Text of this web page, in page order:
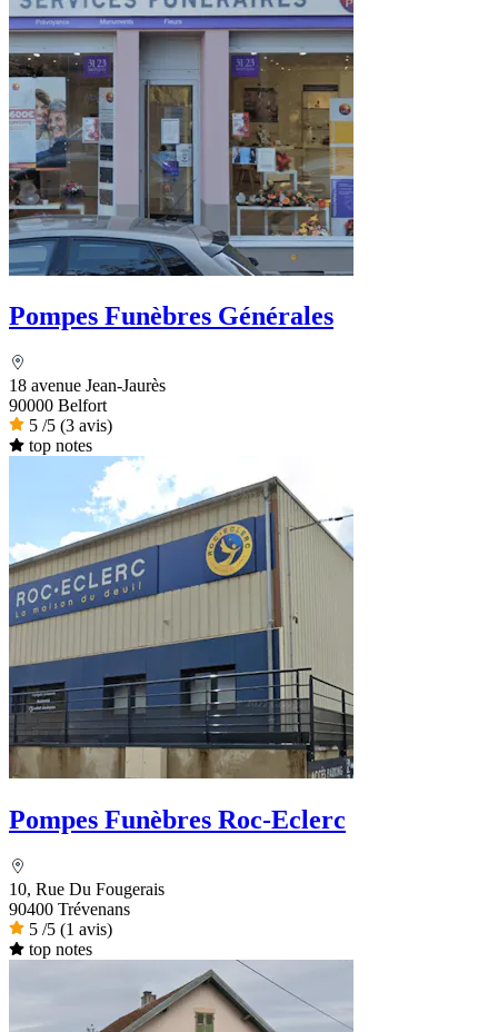
Pompes Funèbres Générales
18 avenue Jean-Jaurès
90000 Belfort
5 /5 (3 avis)
top notes
Pompes Funèbres Roc-Eclerc
10, Rue Du Fougerais
90400 Trévenans
5 /5 (1 avis)
top notes